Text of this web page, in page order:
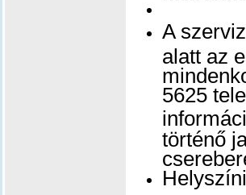
A
alatt az
5625
történő